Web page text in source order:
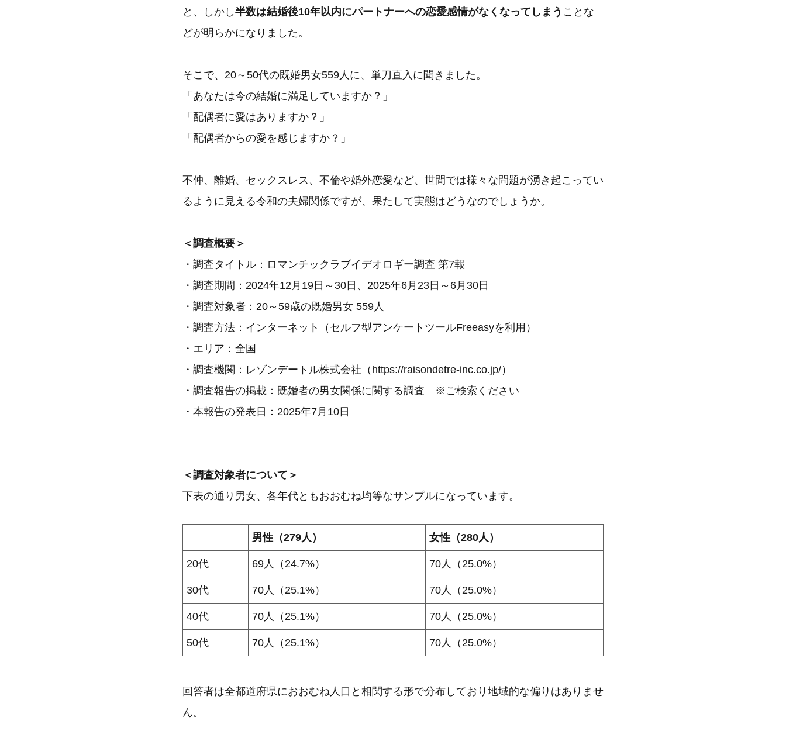
と、しかし半数は結婚後10年以内にパートナーへの恋愛感情がなくなってしまう ことな
どが明らかになりました。
そこで、20～50代の既婚男女559人に、単刀直入に聞きました。
「あなたは今の結婚に満足していますか？」
「配偶者に愛はありますか？」
「配偶者からの愛を感じますか？」
不仲、離婚、セックスレス、不倫や婚外恋愛など、世間では様々な問題が湧き起こってい
るように見える令和の夫婦関係ですが、果たして実態はどうなのでしょうか。
＜調査概要＞
・調査タイトル：ロマンチックラブイデオロギー調査 第7報
・調査期間：2024年12月19日～30日、2025年6月23日～6月30日
・調査対象者：20～59歳の既婚男女 559人
・調査方法：インターネット（セルフ型アンケートツールFreeasyを利用）
・エリア：全国
・調査機関：レゾンデートル株式会社（ https://raisondetre-inc.co.jp/）
・調査報告の掲載：既婚者の男女関係に関する調査 ※ご検索ください
・本報告の発表日：2025年7月10日
＜調査対象者について＞
下表の通り男女、各年代ともおおむね均等なサンプルになっています。
男性（279人） 女性（280人）
20代 69人（24.7%） 70人（25.0%）
30代 70人（25.1%） 70人（25.0%）
40代 70人（25.1%） 70人（25.0%）
50代 70人（25.1%） 70人（25.0%）
回答者は全都道府県におおむね人口と相関する形で分布しており地域的な偏りはありませ
ん。